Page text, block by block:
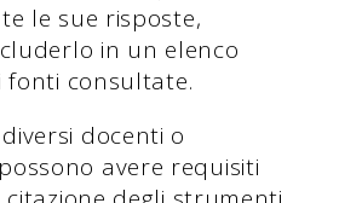
le sue risposte,
in un elenco
fonti consultate.
docenti o
avere requisiti